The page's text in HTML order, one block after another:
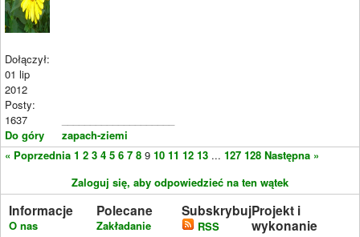
Dołączył:
01 lip
2012
Posty:
1637
Do góry
zapach-ziemi
« Poprzednia 1 2 3 4 5 6 7 8 9 10 11 12 13 ... 127 128 Następna »
Zaloguj się, aby odpowiedzieć na ten wątek
Informacje
O nas
Polecane
Zakładanie
Subskrybuj
RSS
Projekt i
wykonanie